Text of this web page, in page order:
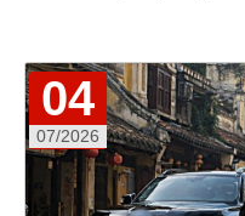
04
07/2026